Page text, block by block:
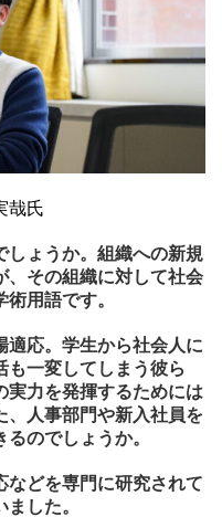
哉氏
しょうか。組織への新規
、その組織に対して社会
用語です。
適応。学生から社会人に
も一変してしまう彼ら
実力を発揮するためには
、人事部門や新入社員を
のでしょうか。
などを専門に研究されて
した。